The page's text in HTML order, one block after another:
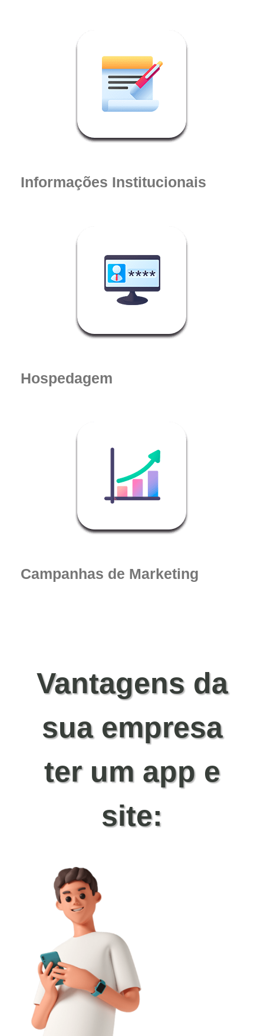
Informações Institucionais
Hospedagem
Campanhas de Marketing
Vantagens da
sua empresa
ter um app e
site: